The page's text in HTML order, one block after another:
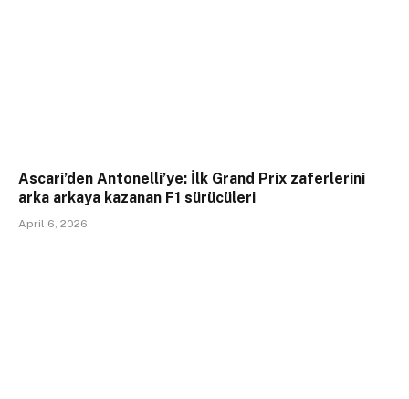
Ascari’den Antonelli’ye: İlk Grand Prix zaferlerini
arka arkaya kazanan F1 sürücüleri
April 6, 2026